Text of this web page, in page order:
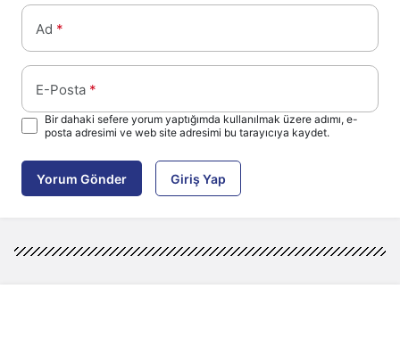
Ad *
E-Posta *
Bir dahaki sefere yorum yaptığımda kullanılmak üzere adımı, e-
posta adresimi ve web site adresimi bu tarayıcıya kaydet.
Yorum Gönder Giriş Yap